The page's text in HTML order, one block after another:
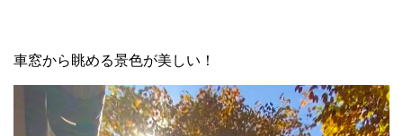
車窓から眺める景色が美しい！